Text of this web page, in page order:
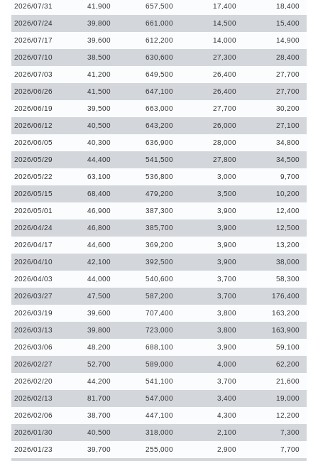
2026/07/31
41,900 657,500 17,400 18,400
2026/07/24 39,800 661,000 14,500 15,400
2026/07/17 39,600 612,200 14,000 14,900
2026/07/10 38,500 630,600 27,300 28,400
2026/07/03 41,200 649,500 26,400 27,700
2026/06/26 41,500 647,100 26,400 27,700
2026/06/19 39,500 663,000 27,700 30,200
2026/06/12 40,500 643,200 26,000 27,100
2026/06/05 40,300 636,900 28,000 34,800
2026/05/29 44,400 541,500 27,800 34,500
2026/05/22 63,100 536,800 3,000 9,700
2026/05/15 68,400 479,200 3,500 10,200
2026/05/01 46,900 387,300 3,900 12,400
2026/04/24 46,800 385,700 3,900 12,500
2026/04/17 44,600 369,200 3,900 13,200
2026/04/10 42,100 392,500 3,900 38,000
2026/04/03 44,000 540,600 3,700 58,300
2026/03/27 47,500 587,200 3,700 176,400
2026/03/19 39,600 707,400 3,800 163,200
2026/03/13 39,800 723,000 3,800 163,900
2026/03/06 48,200 688,100 3,900 59,100
2026/02/27 52,700 589,000 4,000 62,200
2026/02/20 44,200 541,100 3,700 21,600
2026/02/13 81,700 547,000 3,400 19,000
2026/02/06 38,700 447,100 4,300 12,200
2026/01/30 40,500 318,000 2,100 7,300
2026/01/23 39,700 255,000 2,900 7,700